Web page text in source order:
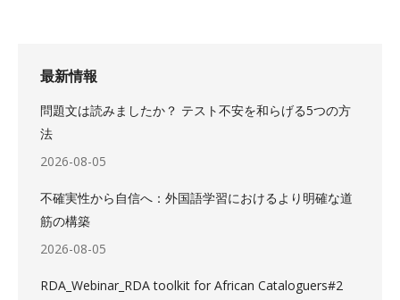
最新情報
問題文は読みましたか？ テスト不安を和らげる5つの方
法
2026-08-05
不確実性から自信へ：外国語学習におけるより明確な道
筋の構築
2026-08-05
RDA_Webinar_RDA toolkit for African Cataloguers#2